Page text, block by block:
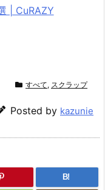
| CuRAZY
すべて, スクラップ
Posted by kazunie
B!